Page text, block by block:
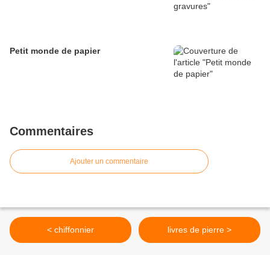
Petit monde de papier
Commentaires
Ajouter un commentaire
< chiffonnier livres de pierre >